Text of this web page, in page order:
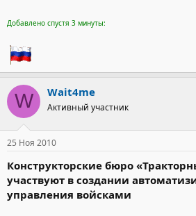
Добавлено спустя 3 минуты:
W Wait4me
Активный участник
25 Ноя 2010
Конструкторские бюро
участвуют в создании
управления войсками